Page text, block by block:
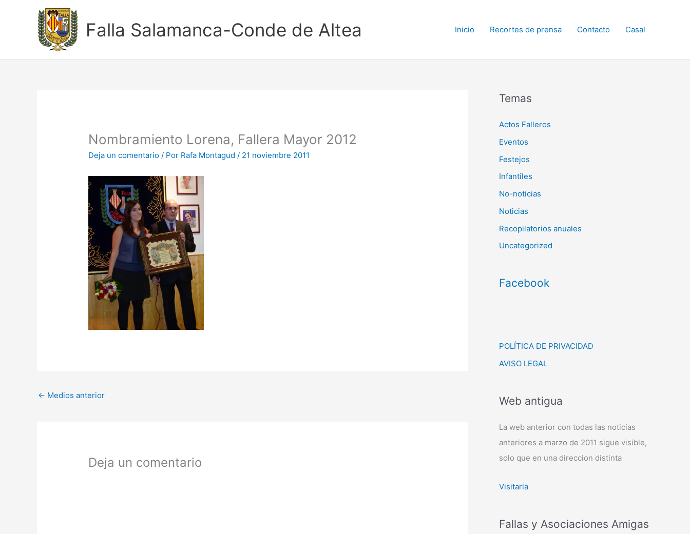
Falla Salamanca-Conde de Altea Inicio Recortes de prensa Contacto Casal
Nombramiento Lorena, Fallera Mayor 2012
Deja un comentario / Por Rafa Montagud/ 21 noviembre 2011
← Medios anterior
Deja un comentario
Temas
Actos Falleros
Eventos
Festejos
Infantiles
No-noticias
Noticias
Recopilatorios anuales
Uncategorized
Facebook
POLÍTICA DE PRIVACIDAD
AVISO LEGAL
Web antigua
La web anterior con todas las noticias
anteriores a marzo de 2011 sigue visible,
solo que en una direccion distinta
Visitarla
Fallas y Asociaciones Amigas